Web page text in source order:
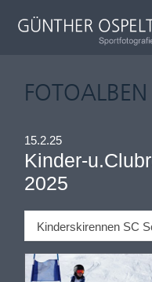
15.2.25
Kinder-
2025